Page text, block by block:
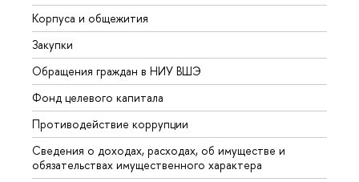
Корпуса и общежития
Закупки
Обращения граждан в НИУ ВШЭ
Фонд целевого капитала
Противодействие коррупции
Сведения о доходах, расходах, об имуществе и
обязательствах имущественного характера